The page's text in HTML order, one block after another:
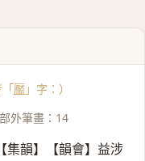
「靨 」字：）
外筆畫：14
集韻】【韻會】益涉